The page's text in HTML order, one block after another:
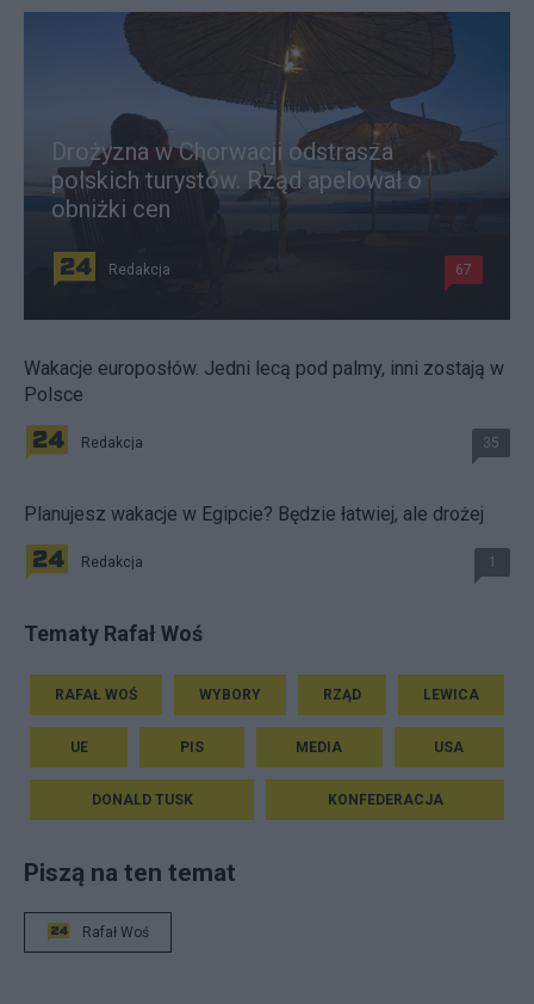
Drożyzna w Chorwacji odstrasza
polskich turystów. Rząd apelował o
obniżki cen
Redakcja 67
Wakacje europosłów. Jedni lecą pod palmy, inni zostają w
Polsce
Redakcja 35
Planujesz wakacje w Egipcie? Będzie łatwiej, ale drożej
Redakcja 1
Tematy Rafał Woś
RAFAŁ WOŚ WYBORY RZĄD LEWICA
UE PIS MEDIA USA
DONALD TUSK KONFEDERACJA
Piszą na ten temat
Rafał Woś